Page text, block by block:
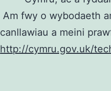
Am fwy o wybodaeth
canllawiau a meini
http://cymru.gov.uk/